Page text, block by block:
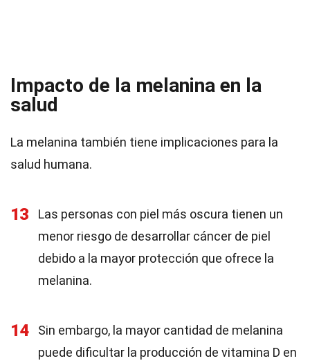
Impacto de la melanina en la
salud
La melanina también tiene implicaciones para la
salud humana.
13
Las personas con piel más oscura tienen un
menor riesgo de desarrollar cáncer de piel
debido a la mayor protección que ofrece la
melanina.
14
Sin embargo, la mayor cantidad de melanina
puede dificultar la producción de vitamina D en